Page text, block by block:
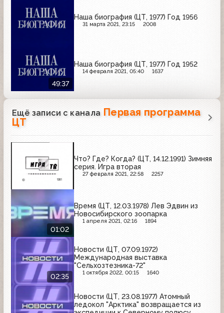
Наша биография (ЦТ, 1977) Год 1956
31 марта 2021, 23:15 2008
49:37
Наша биография (ЦТ, 1977) Год 1952
14 февраля 2021, 05:40 1637
Ещё записи с канала Первая программа
ЦТ
Что? Где? Когда? (ЦТ, 14.12.1991) Зимняя
серия. Игра вторая
27 февраля 2021, 22:58 2257
01:02
Время (ЦТ, 12.03.1978) Лев Эдвин из
Новосибирского зоопарка
1 апреля 2021, 02:16 1894
02:35
Новости (ЦТ, 07.09.1972)
Международная выставка
"Сельхозтезника-72"
1 октября 2022, 00:15 1640
Новости (ЦТ, 23.08.1977) Атомный
ледокол "Арктика" возвращается из